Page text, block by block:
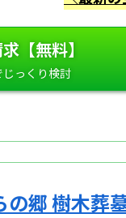
【無料】
の郷 樹木葬